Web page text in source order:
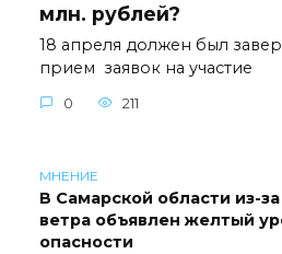
млн. рублей?
18 апреля должен был
прием заявок на участие
0 211
МНЕНИЕ
В Самарской области из-
ветра объявлен желтый
опасности